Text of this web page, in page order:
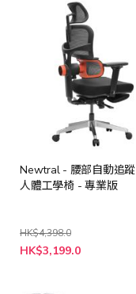
Newtral - 腰部自動追蹤
人體工學椅 - 專業版
HK$4,398.0
特
殊
HK$3,199.0